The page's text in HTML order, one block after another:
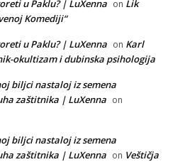
u Paklu? | LuXenna on Lik
Komediji“
u Paklu? | LuXenna on Karl
okultizam i dubinska psihologija
biljci nastaloj iz semena
zaštitnika | LuXenna on
biljci nastaloj iz semena
zaštitnika | LuXenna on Veštičja